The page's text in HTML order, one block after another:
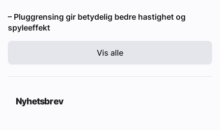
– Pluggrensing gir betydelig bedre hastighet og
spyleeffekt
Vis alle
Nyhetsbrev